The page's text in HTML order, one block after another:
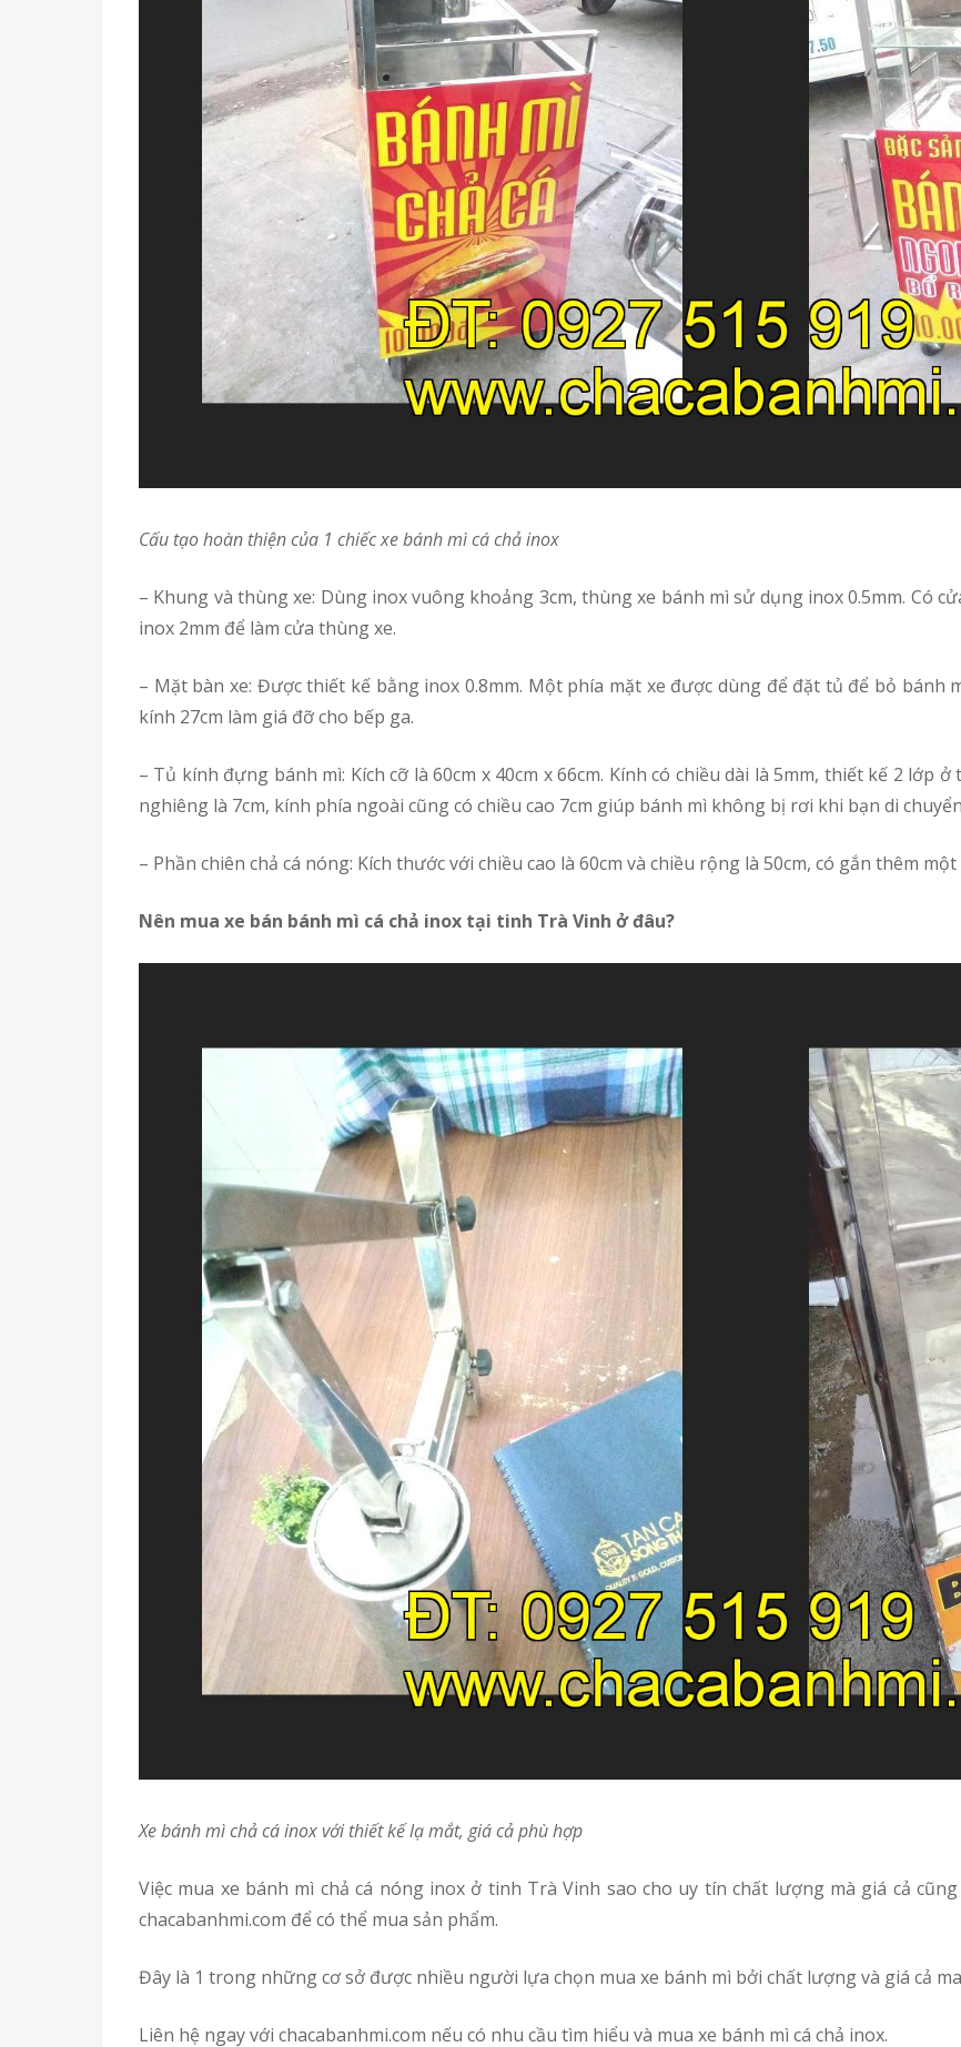
Cấu tạo hoàn thiện của 1 chiếc xe bánh mì cá chả inox
– Khung và thùng xe: Dùng inox vuông khoảng 3cm, thùng xe bánh mì sử dụng inox 0.5mm. Có cửa đóng mở ở mặt trước thùng xe, kết hợp thêm
inox 2mm để làm cửa thùng xe.
– Mặt bàn xe: Được thiết kế bằng inox 0.8mm. Một phía mặt xe được dùng để đặt tủ để bỏ bánh mì, một phía mặt bàn xe được khoét 1 lỗ đường
kính 27cm làm giá đỡ cho bếp ga.
– Tủ kính đựng bánh mì: Kích cỡ là 60cm x 40cm x 66cm. Kính có chiều dài là 5mm, thiết kế 2 lớp ở tủ đựng bánh mì. Tấm kính đặt hai ngăn với độ
nghiêng là 7cm, kính phía ngoài cũng có chiều cao 7cm giúp bánh mì không bị rơi khi bạn di
– Phần chiên chả cá nóng: Kích thước với chiều cao là 60cm và chiều rộng là 50cm, có gắn thêm
Nên mua xe bán bánh mì cá chả inox tại tinh Trà Vinh ở đâu?
Xe bánh mì chả cá inox với thiết kế lạ mắt, giá cả phù hợp
Việc mua xe bánh mì chả cá nóng inox ở tinh Trà Vinh sao cho uy tín chất lượng mà giá cả cũng phải vừa túi tiền. Quý khách có thể tìm mua ở
chacabanhmi.com để có thể mua sản phẩm.
Đây là 1 trong những cơ sở được nhiều người lựa chọn mua xe bánh mì bởi chất lượng và giá cả
Liên hệ ngay với chacabanhmi.com nếu có nhu cầu tìm hiểu và mua xe bánh mì cá chả inox.